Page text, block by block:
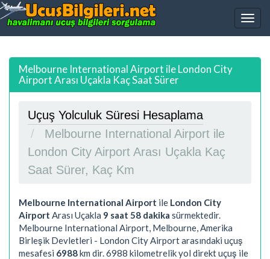
Melbourne International Airport ile London City
Airport Arası Uçakla Kaç Saat Sürer
Uçuş Yolculuk Süresi Hesaplama
Melbourne International Airport ile
London City Airport Arası Uçakla Kaç
Saat Sürer, Kaç Km
Melbourne International Airport ile London City
Airport Arası Uçakla 9 saat 58 dakika sürmektedir.
Melbourne International Airport, Melbourne, Amerika
Birleşik Devletleri - London City Airport arasındaki uçuş
mesafesi 6988km dir. 6988 kilometrelik yol direkt uçuş ile